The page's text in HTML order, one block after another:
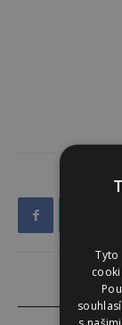
Tyto